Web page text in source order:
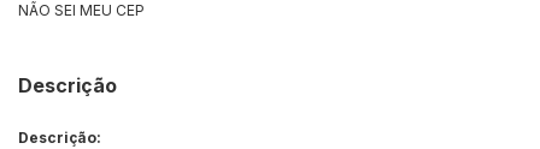
NÃO SEI MEU CEP
Descrição
Descrição: